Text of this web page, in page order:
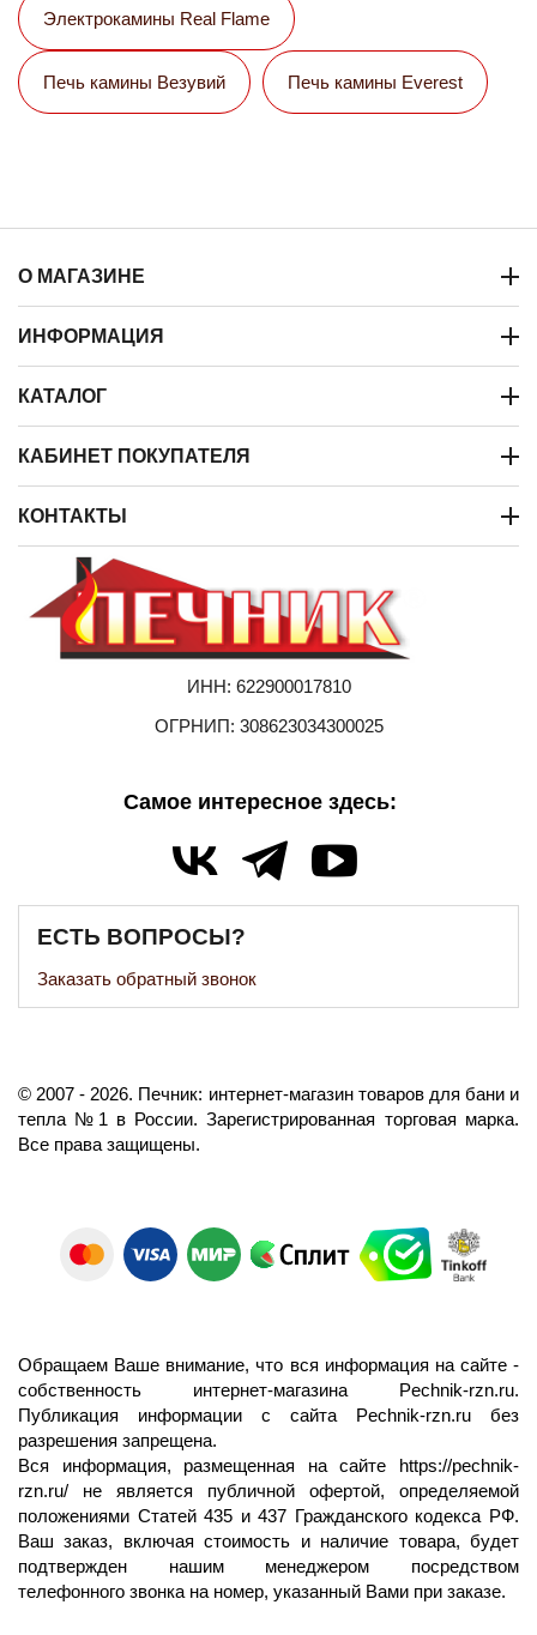
Электрокамины Real Flame
Печь камины Везувий Печь камины Everest
О МАГАЗИНЕ
ИНФОРМАЦИЯ
КАТАЛОГ
КАБИНЕТ ПОКУПАТЕЛЯ
КОНТАКТЫ
ИНН: 622900017810
ОГРНИП: 308623034300025
Самое интересное здесь:
ЕСТЬ ВОПРОСЫ?
Заказать обратный звонок
©️ 2007 - 2026. Печник: интернет-магазин товаров для бани и
тепла №1 в России. Зарегистрированная торговая марка.
Все права защищены.
Обращаем Ваше внимание, что вся информация на сайте -
собственность интернет-магазина Pechnik-rzn.ru.
Публикация информации с сайта Pechnik-rzn.ru без
разрешения запрещена.
Вся информация, размещенная на сайте https://pechnik-
rzn.ru/ не является публичной офертой, определяемой
положениями Статей 435 и 437 Гражданского кодекса РФ.
Ваш заказ, включая стоимость и наличие товара, будет
подтвержден нашим менеджером посредством
телефонного звонка на номер, указанный Вами при заказе.